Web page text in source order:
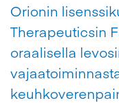
Orionin
Therapeuticsin
oraalisella